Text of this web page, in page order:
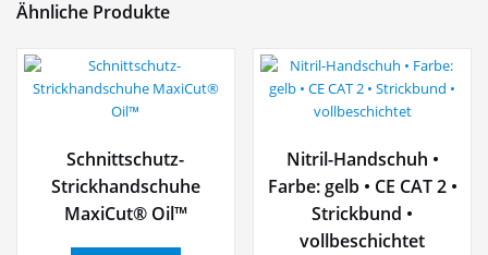
Ähnliche Produkte
Schnittschutz-
Strickhandschuhe
MaxiCut® Oil™
Nitril-Handschuh •
Farbe: gelb • CE CAT 2 •
Strickbund •
vollbeschichtet